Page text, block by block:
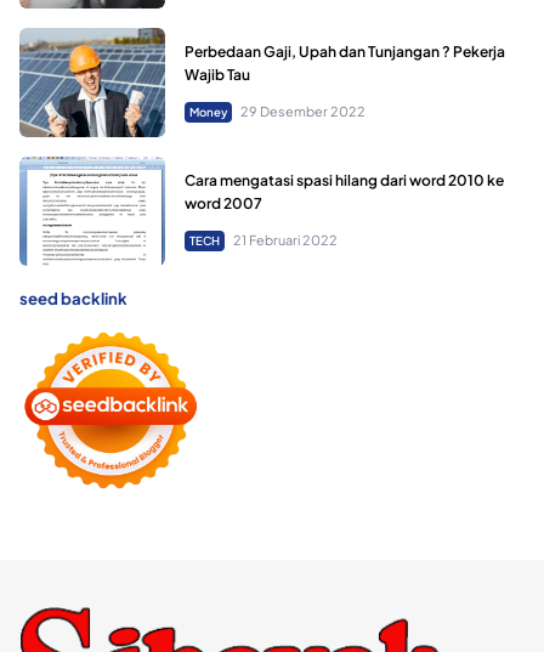
Perbedaan Gaji, Upah dan Tunjangan ? Pekerja
Wajib Tau
Money 29 Desember 2022
Cara mengatasi spasi hilang dari word 2010 ke
word 2007
TECH 21 Februari 2022
seed backlink